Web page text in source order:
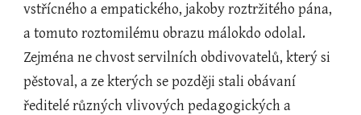
vstřícného a empatického, jakoby roztržitého pána,
a tomuto roztomilému obrazu málokdo odolal.
Zejména ne chvost servilních obdivovatelů, který si
pěstoval, a ze kterých se později stali obávaní
ředitelé různých vlivových pedagogických a